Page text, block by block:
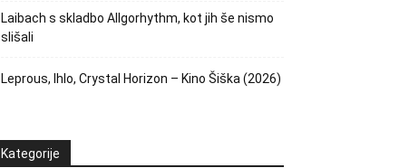
Laibach s skladbo Allgorhythm, kot jih še nismo
slišali
Leprous, Ihlo, Crystal Horizon – Kino Šiška (2026)
Kategorije